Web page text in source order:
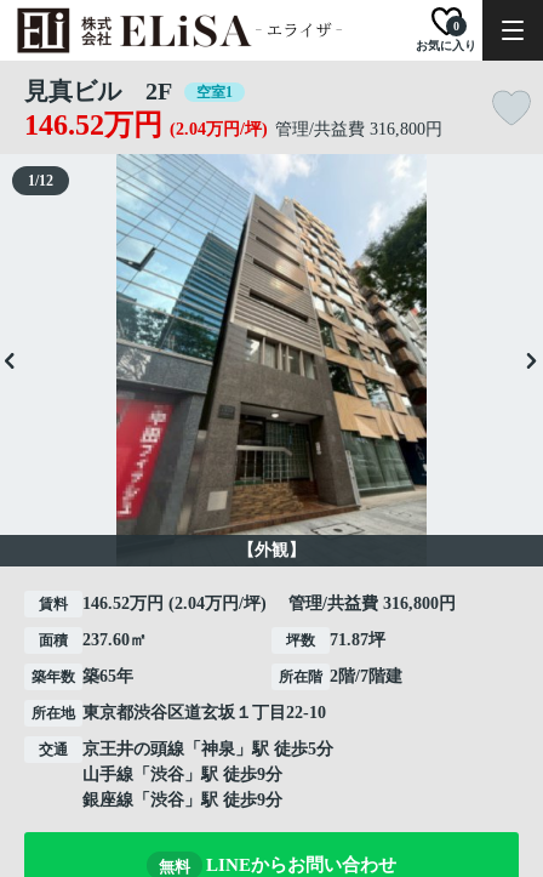
お気に入り
0
見真ビル 2F 空室1
146.52万円 (2.04万円/坪) 管理/共益費 316,800円
【外観】
1/12
賃料 146.52万円 (2.04万円/坪) 管理/共益費 316,800円
面積 237.60㎡ 坪数 71.87坪
築年数 築65年 所在階 2階/7階建
所在地 東京都渋谷区道玄坂 １丁目22-10
交通 京王井の頭線 「 神泉 」駅 徒歩5分
山手線 「 渋谷 」駅 徒歩9分
銀座線 「 渋谷 」駅 徒歩9分
無料 LINEからお問い合わせ